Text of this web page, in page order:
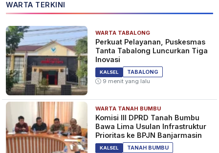
WARTA TERKINI
WARTA TABALONG
Perkuat Pelayanan, Puskesmas
Tanta Tabalong Luncurkan Tiga
Inovasi
KALSEL
TABALONG
9 menit yang lalu
WARTA TANAH BUMBU
Komisi III DPRD Tanah Bumbu
Bawa Lima Usulan Infrastruktur
Prioritas ke BPJN Banjarmasin
KALSEL
TANAH BUMBU